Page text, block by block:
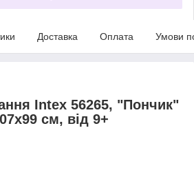
Доставка Оплата Умови
Intex 56265, "Пончик"
см, від 9+